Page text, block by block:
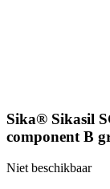
Sika® Sikasil
component B
Niet beschikbaar